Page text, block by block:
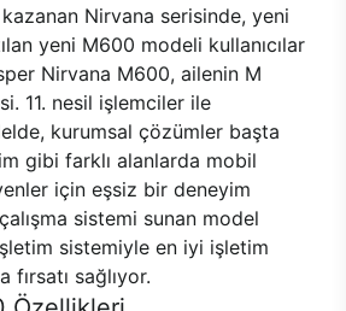
kazanan Nirvana serisinde, yeni
yeni M600 modeli kullanıcılar
Nirvana M600, ailenin M
11. nesil işlemciler ile
kurumsal çözümler başta
gibi farklı alanlarda mobil
için eşsiz bir deneyim
sistemi sunan model
sistemiyle en iyi işletim
fırsatı sağlıyor.